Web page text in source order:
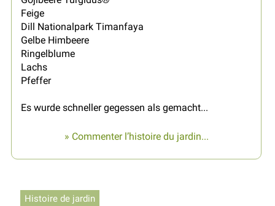
Feige
Dill Nationalpark Timanfaya
Gelbe Himbeere
Ringelblume
Lachs
Pfeffer
Es wurde schneller gegessen als gemacht...
» Commenter l’histoire du jardin...
Histoire de jardin